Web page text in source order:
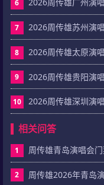
6 2026周传雄广州演
7 2026周传雄苏州演
8 2026周传雄太原演
9 2026周传雄贵阳演
10 2026周传雄深圳演
相关问答
1 周传雄青岛演唱会门
2 周传雄2026年青岛